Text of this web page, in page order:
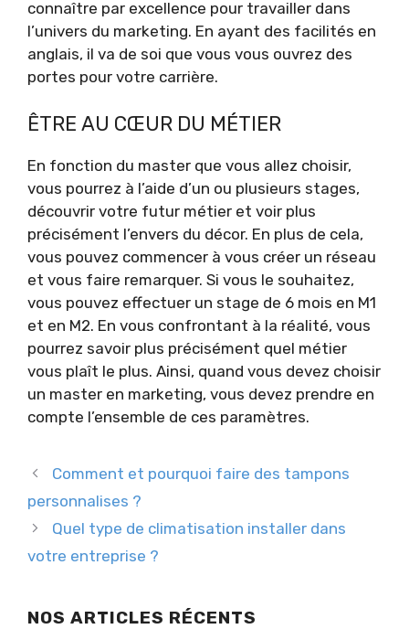
connaître par excellence pour travailler dans
l’univers du marketing. En ayant des facilités en
anglais, il va de soi que vous vous ouvrez des
portes pour votre carrière.
ÊTRE AU CŒUR DU MÉTIER
En fonction du master que vous allez choisir,
vous pourrez à l’aide d’un ou plusieurs stages,
découvrir votre futur métier et voir plus
précisément l’envers du décor. En plus de cela,
vous pouvez commencer à vous créer un réseau
et vous faire remarquer. Si vous le souhaitez,
vous pouvez effectuer un stage de 6 mois en M1
et en M2. En vous confrontant à la réalité, vous
pourrez savoir plus précisément quel métier
vous plaît le plus. Ainsi, quand vous devez choisir
un master en marketing, vous devez prendre en
compte l’ensemble de ces paramètres.
Comment et pourquoi faire des tampons
personnalises ?
Quel type de climatisation installer dans
votre entreprise ?
NOS ARTICLES RÉCENTS